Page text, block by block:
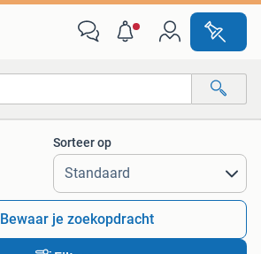
Alle afstanden…
Sorteer op
Bewaar je zoekopdracht